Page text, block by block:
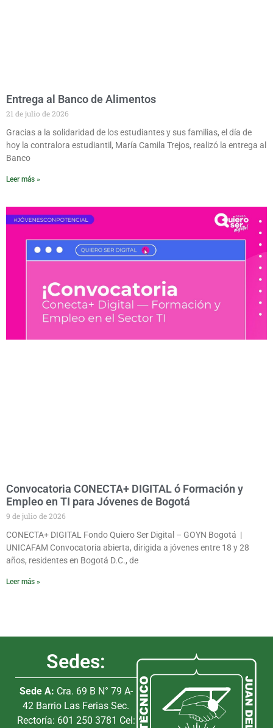
Entrega al Banco de Alimentos
21 de julio de 2026
Gracias a la solidaridad de los estudiantes y sus familias, el día de
hoy la contralora estudiantil, María Camila Trejos, realizó la entrega al
Banco
Leer más »
Convocatoria CONECTA+ DIGITAL ó Formación y
Empleo en TI para Jóvenes de Bogotá
9 de julio de 2026
CONECTA+ DIGITAL Fondo Quiero Ser Digital – GOYN Bogotá |
UNICAFAM Convocatoria abierta, dirigida a jóvenes entre 18 y 28
años, residentes en Bogotá D.C., de
Leer más »
Sedes:
Sede A: Cra. 69 B N° 79 A-
42 Barrio Las Ferias Sec.
Rectoría: 601 250 3781 Cel: